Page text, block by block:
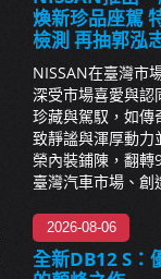
煥新珍品座駕
檢測 再抽郭泓
NISSAN在臺灣市
深受市場喜愛與認
珍藏與駕馭，如傳
致靜謐與渾厚動力
榮內裝鋪陳，翻
臺灣汽車市場、創
2026-08-06
全新DB12 S